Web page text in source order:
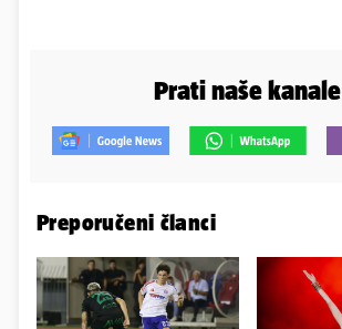
Prati naše kanale
Preporučeni članci